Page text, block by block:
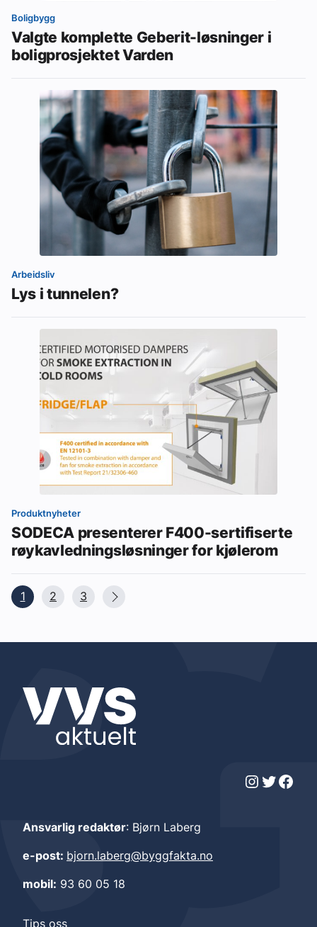
Boligbygg
Valgte komplette Geberit-løsninger i
boligprosjektet Varden
Arbeidsliv
Lys i tunnelen?
Produktnyheter
SODECA presenterer F400-sertifiserte
røykavledningsløsninger for kjølerom
1 2 3
Instagram Twitter Facebook
Ansvarlig redaktør: Bjørn Laberg
e-post: bjorn.laberg@byggfakta.no
mobil: 93 60 05 18
Tips oss